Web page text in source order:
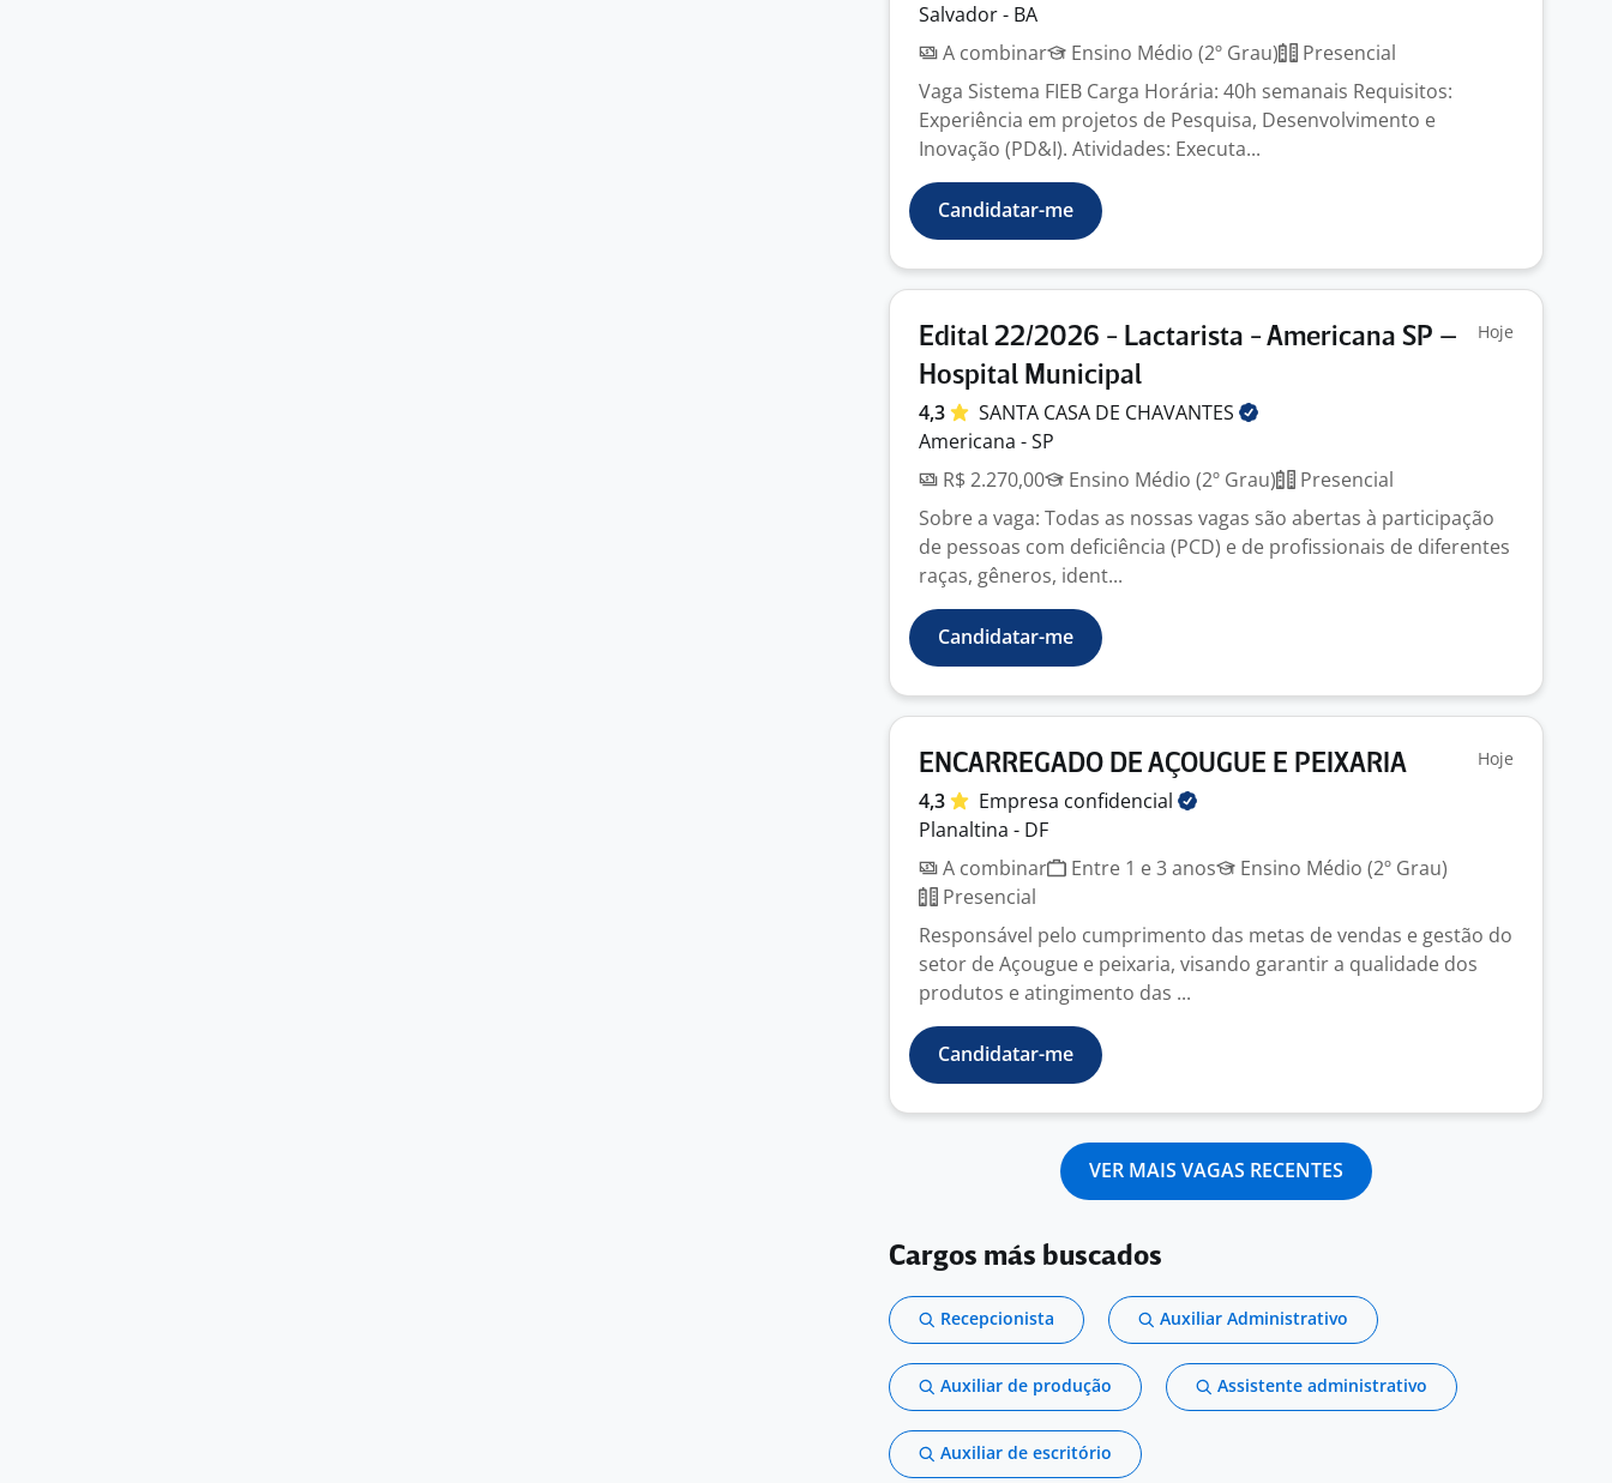
Salvador - BA
A combinar
Ensino Médio (2º Grau)
Presencial
Vaga Sistema FIEB Carga Horária: 40h semanais Requisitos:
Experiência em projetos de Pesquisa, Desenvolvimento e
Inovação (PD&I). Atividades: Executa...
Candidatar-me
Edital 22/2026 - Lactarista - Americana SP –
Hospital Municipal
Hoje
4,3 SANTA CASA DE CHAVANTES
Americana - SP
R$ 2.270,00
Ensino Médio (2º Grau)
Presencial
Sobre a vaga: Todas as nossas vagas são abertas à participação
de pessoas com deficiência (PCD) e de profissionais de diferentes
raças, gêneros, ident...
Candidatar-me
ENCARREGADO DE AÇOUGUE E PEIXARIA Hoje
4,3 Empresa confidencial
Planaltina - DF
A combinar
Entre 1 e 3 anos
Ensino Médio (2º Grau)
Presencial
Responsável pelo cumprimento das metas de vendas e gestão do
setor de Açougue e peixaria, visando garantir a qualidade dos
produtos e atingimento das ...
Candidatar-me
VER MAIS VAGAS RECENTES
Cargos más buscados
Recepcionista Auxiliar Administrativo
Auxiliar de produção Assistente administrativo
Auxiliar de escritório